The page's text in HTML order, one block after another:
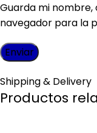
Guarda mi
navegador para la
Shipping & Delivery
Productos